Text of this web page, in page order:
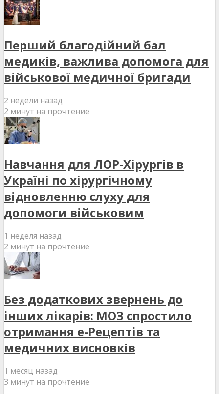
Перший благодійний бал
медиків, важлива допомога для
військової медичної бригади
2 недели назад
2 минут на прочтение
Навчання для ЛОР-Хірургів в
Україні по хірургічному
відновленню слуху для
допомоги військовим
1 неделя назад
2 минут на прочтение
Без додаткових звернень до
інших лікарів: МОЗ спростило
отримання е-Рецептів та
медичних висновків
1 месяц назад
3 минут на прочтение